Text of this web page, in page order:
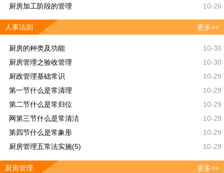
厨房加工阶段的管理
10-26
人事法则 更多>>
厨房的种类及功能
10-30
厨房管理之验收管理
10-30
厨政管理基础常识
10-29
第一节什么是常清理
10-29
第二节什么是常归位
10-29
网第三节什么是常清洁
10-29
第四节什么是常象形
10-29
厨房管理五常法实施(5)
10-29
厨房管理 更多>>